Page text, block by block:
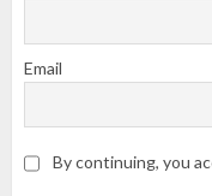
Email
By continuing, you